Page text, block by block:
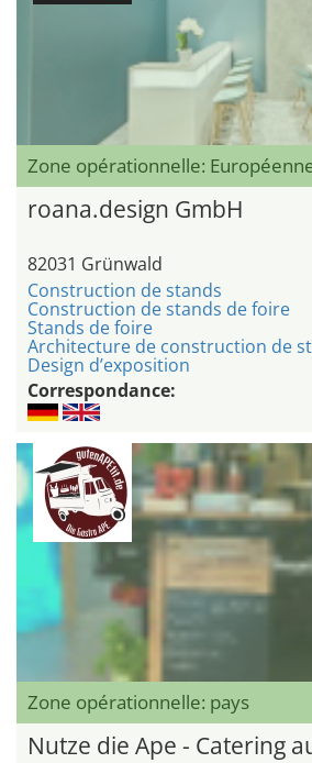
Zone opérationnelle:
roana.design GmbH
82031 Grünwald
Construction de stands
Construction de stands de foire
Stands de foire
Architecture de construction de
Design d’exposition
Correspondance:
Zone opérationnelle: pays
Nutze die Ape - Catering